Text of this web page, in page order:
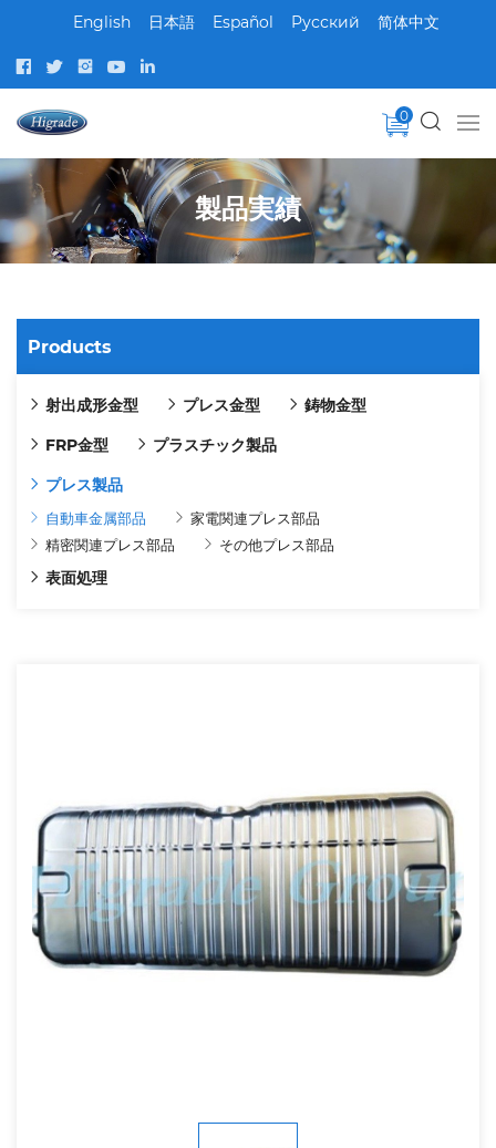
English 日本語 Español Pусский 简体中文
0
製品実績
Products
射出成形金型 プレス金型
鋳物金型
FRP金型
プラスチック製品
プレス製品
自動車金属部品
家電関連プレス部品
精密関連プレス部品
その他プレス部品
表面処理